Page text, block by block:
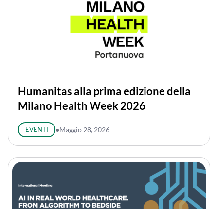
Humanitas alla prima edizione della
Milano Health Week 2026
EVENTI ●Maggio 28, 2026